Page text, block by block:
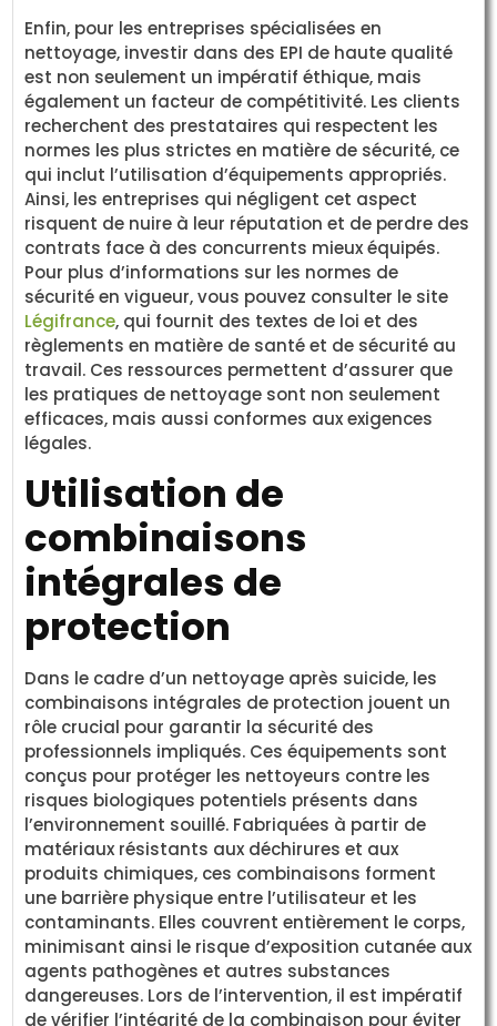
Enfin, pour les entreprises spécialisées en
nettoyage, investir dans des EPI de haute qualité
est non seulement un impératif éthique, mais
également un facteur de compétitivité. Les clients
recherchent des prestataires qui respectent les
normes les plus strictes en matière de sécurité, ce
qui inclut l’utilisation d’équipements appropriés.
Ainsi, les entreprises qui négligent cet aspect
risquent de nuire à leur réputation et de perdre des
contrats face à des concurrents mieux équipés.
Pour plus d’informations sur les normes de
sécurité en vigueur, vous pouvez consulter le site
Légifrance, qui fournit des textes de loi et des
règlements en matière de santé et de sécurité au
travail. Ces ressources permettent d’assurer que
les pratiques de nettoyage sont non seulement
efficaces, mais aussi conformes aux exigences
légales.
Utilisation de
combinaisons
intégrales de
protection
Dans le cadre d’un nettoyage après suicide, les
combinaisons intégrales de protection jouent un
rôle crucial pour garantir la sécurité des
professionnels impliqués. Ces équipements sont
conçus pour protéger les nettoyeurs contre les
risques biologiques potentiels présents dans
l’environnement souillé. Fabriquées à partir de
matériaux résistants aux déchirures et aux
produits chimiques, ces combinaisons forment
une barrière physique entre l’utilisateur et les
contaminants. Elles couvrent entièrement le corps,
minimisant ainsi le risque d’exposition cutanée aux
agents pathogènes et autres substances
dangereuses. Lors de l’intervention, il est impératif
de vérifier l’intégrité de la combinaison pour éviter